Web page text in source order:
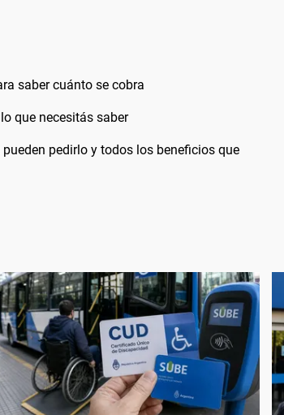
saber cuánto se cobra
que necesitás saber
pedirlo y todos los beneficios que